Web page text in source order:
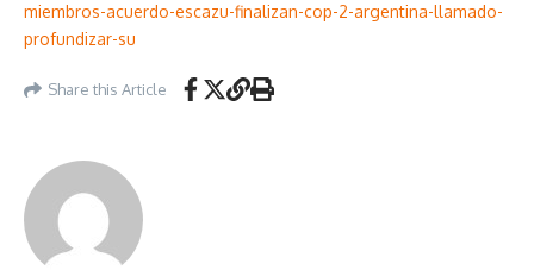
miembros-acuerdo-escazu-finalizan-cop-2-argentina-llamado-
profundizar-su
Share this Article